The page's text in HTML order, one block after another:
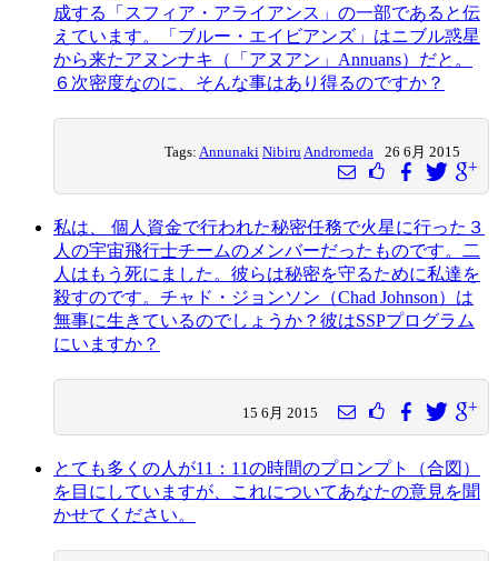
成する「スフィア・アライアンス」の一部であると伝
えています。「ブルー・エイビアンズ」はニブル惑星
から来たアヌンナキ（「アヌアン」Annuans）だと。
６次密度なのに、そんな事はあり得るのですか？
Tags: Annunaki NibiruAndromeda 26 6月 2015
私は、 個人資金で行われた秘密任務で火星に行った３
人の宇宙飛行士チームのメンバーだったものです。二
人はもう死にました。彼らは秘密を守るために私達を
殺すのです。チャド・ジョンソン（Chad Johnson）は
無事に生きているのでしょうか？彼はSSPプログラム
にいますか？
15 6月 2015
とても多くの人が11：11の時間のプロンプト（合図）
を目にしていますが、これについてあなたの意見を聞
かせてください。